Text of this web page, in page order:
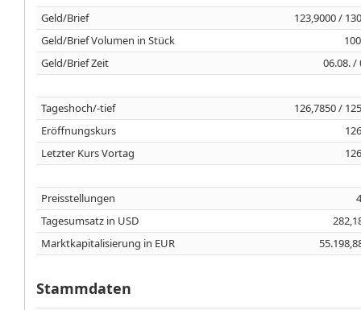
Geld/Brief
123,9000 /
Geld/Brief Volumen in Stück
Geld/Brief Zeit
06.08. /
Tageshoch/-tief
126,7850 /
Eröffnungskurs
Letzter Kurs Vortag
Preisstellungen
Tagesumsatz in USD
Marktkapitalisierung in EUR
Stammdaten